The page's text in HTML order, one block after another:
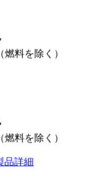
料を除く）
料を除く）
品詳細